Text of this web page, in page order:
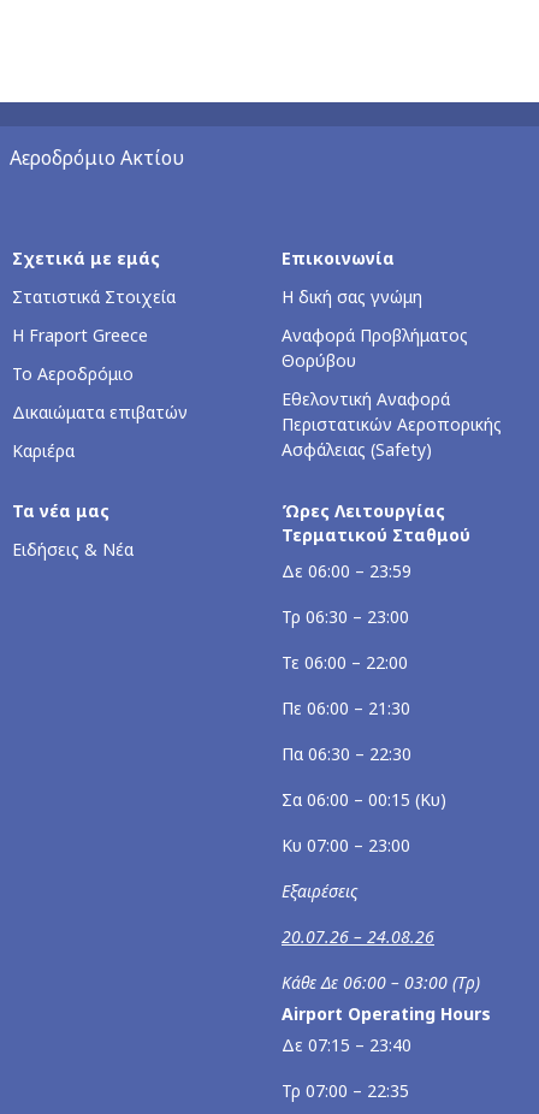
Αεροδρόμιο Ακτίου
Σχετικά με εμάς
Στατιστικά Στοιχεία
Η Fraport Greece
Το Αεροδρόμιο
Δικαιώματα επιβατών
Καριέρα
Επικοινωνία
Η δική σας γνώμη
Αναφορά Προβλήματος
Θορύβου
Εθελοντική Αναφορά
Περιστατικών Αεροπορικής
Ασφάλειας (Safety)
Τα νέα μας
Ειδήσεις & Νέα
Ώρες Λειτουργίας
Τερματικού Σταθμού
Δε 06:00 – 23:59
Τρ 06:30 – 23:00
Τε 06:00 – 22:00
Πε 06:00 – 21:30
Πα 06:30 – 22:30
Σα 06:00 – 00:15 (Κυ)
Κυ 07:00 – 23:00
Εξαιρέσεις
20.07.26 – 24.08.26
Κάθε Δε 06:00 – 03:00 (Τρ)
Airport Operating Hours
Δε 07:15 – 23:40
Τρ 07:00 – 22:35